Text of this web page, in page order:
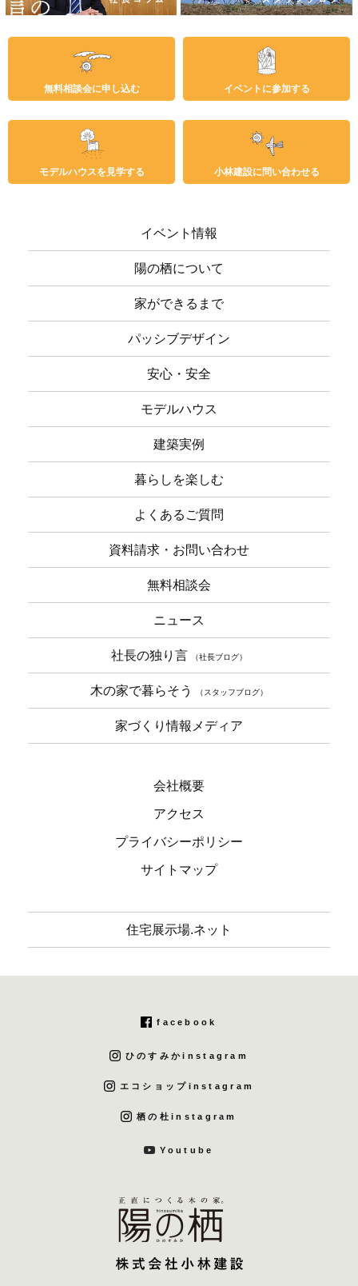
無料相談会に申し込む イベントに参加する
モデルハウスを見学する 小林建設に問い合わせる
イベント情報
陽の栖について
家ができるまで
パッシブデザイン
安心・安全
モデルハウス
建築実例
暮らしを楽しむ
よくあるご質問
資料請求・お問い合わせ
無料相談会
ニュース
社長の独り言 （社長ブログ）
木の家で暮らそう （スタッフブログ）
家づくり情報メディア
会社概要
アクセス
プライバシーポリシー
サイトマップ
住宅展示場.ネット
facebook
ひのすみかinstagram
エコショップinstagram
栖の杜instagram
Youtube